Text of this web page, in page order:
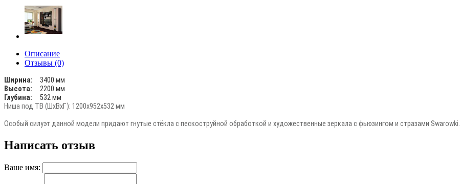
Описание
Отзывы (0)
Ширина:
3400 мм
Высота:
2200 мм
Глубина:
532 мм
Ниша под ТВ (ШхВхГ): 1200х952х532 мм
Особый силуэт данной модели придают гнутые стёкла с пескоструйной обработкой и художественные зеркала с фьюзингом и стразами Swarowki.
Написать отзыв
Ваше имя: